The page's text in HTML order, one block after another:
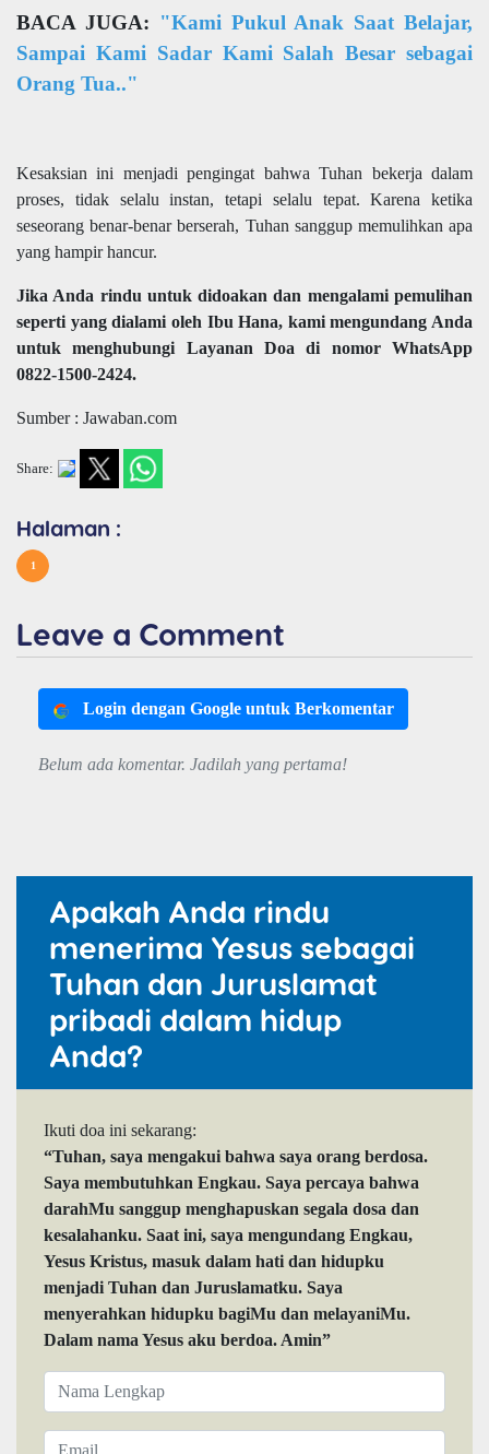
BACA JUGA: "Kami Pukul Anak Saat Belajar,
Sampai Kami Sadar Kami Salah Besar sebagai
Orang Tua.."
Kesaksian ini menjadi pengingat bahwa Tuhan bekerja dalam
proses, tidak selalu instan, tetapi selalu tepat. Karena ketika
seseorang benar-benar berserah, Tuhan sanggup memulihkan apa
yang hampir hancur.
Jika Anda rindu untuk didoakan dan mengalami pemulihan
seperti yang dialami oleh Ibu Hana, kami mengundang Anda
untuk menghubungi Layanan Doa di nomor WhatsApp
0822-1500-2424.
Sumber : Jawaban.com
Share:
Halaman :
1
Leave a Comment
Login dengan Google untuk Berkomentar
Belum ada komentar. Jadilah yang pertama!
Apakah Anda rindu
menerima Yesus sebagai
Tuhan dan Juruslamat
pribadi dalam hidup
Anda?
Ikuti doa ini sekarang:
“Tuhan, saya mengakui bahwa saya orang berdosa.
Saya membutuhkan Engkau. Saya percaya bahwa
darahMu sanggup menghapuskan segala dosa dan
kesalahanku. Saat ini, saya mengundang Engkau,
Yesus Kristus, masuk dalam hati dan hidupku
menjadi Tuhan dan Juruslamatku. Saya
menyerahkan hidupku bagiMu dan melayaniMu.
Dalam nama Yesus aku berdoa. Amin”